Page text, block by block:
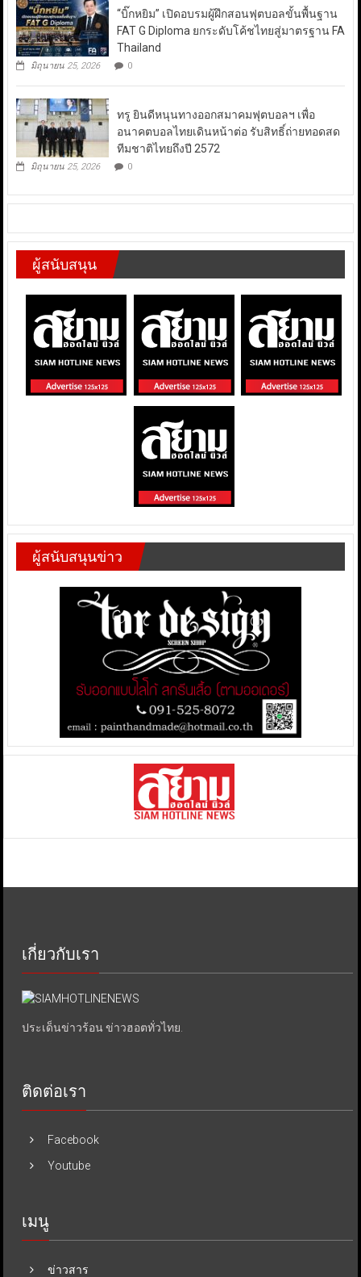
“บิ๊กหยิม” เปิดอบรมผู้ฝึกสอนฟุตบอลขั้นพื้นฐาน
FAT G Diploma ยกระดับโค้ชไทยสู่มาตรฐาน FA
Thailand
มิถุนายน 25, 2026 0
ทรู ยินดีหนุนทางออกสมาคมฟุตบอลฯ เพื่อ
อนาคตบอลไทยเดินหน้าต่อ รับสิทธิ์ถ่ายทอดสด
ทีมชาติไทยถึงปี 2572
มิถุนายน 25, 2026 0
ผู้สนับสนุน
ผู้สนับสนุนข่าว
เกี่ยวกับเรา
ประเด็นข่าวร้อน ข่าวฮอตทั่วไทย.
ติดต่อเรา
Facebook
Youtube
เมนู
ข่าวสาร